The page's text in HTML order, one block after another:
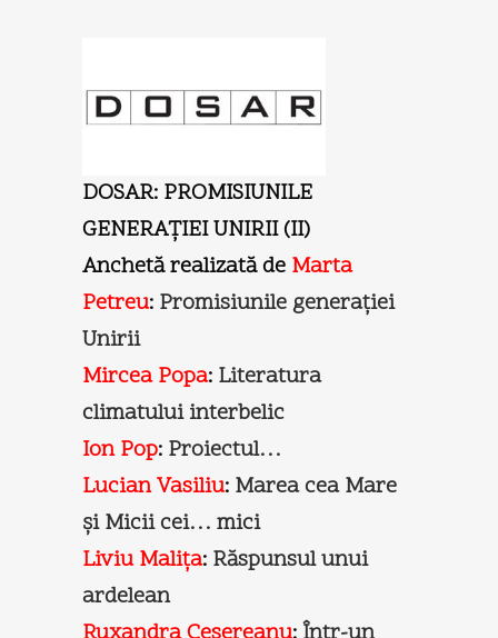
DOSAR: PROMISIUNILE
GENERAŢIEI UNIRII (II)
Anchetă realizată de Marta
Petreu: Promisiunile generaţiei
Unirii
Mircea Popa: Literatura
climatului interbelic
Ion Pop: Proiectul…
Lucian Vasiliu: Marea cea Mare
şi Micii cei… mici
Liviu Maliţa: Răspunsul unui
ardelean